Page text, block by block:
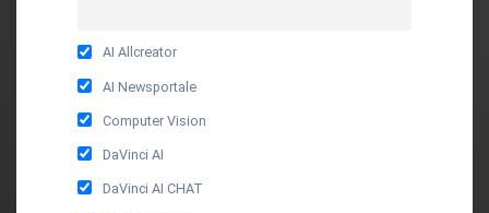
AI Allcreator
AI Newsportale
Computer Vision
DaVinci AI
DaVinci AI CHAT